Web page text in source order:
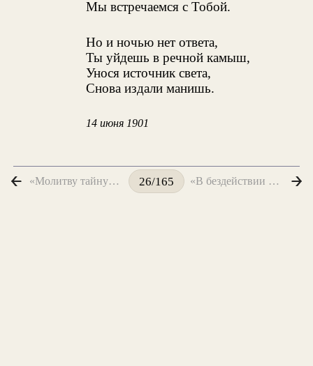
Мы встречаемся с Тобой.
Но и ночью нет ответа,
Ты уйдешь в речной камыш,
Унося источник света,
Снова издали манишь.
14 июня 1901
«Молитву тайную твори...» 26/165 «В бездействии младом, в передрассветной лени...»